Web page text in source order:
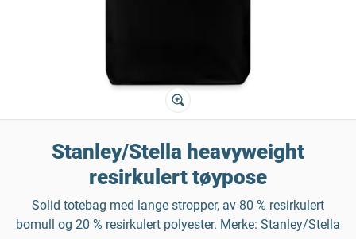
Stanley/Stella heavyweight
resirkulert tøypose
Solid totebag med lange stropper, av 80 % resirkulert
bomull og 20 % resirkulert polyester. Merke: Stanley/Stella